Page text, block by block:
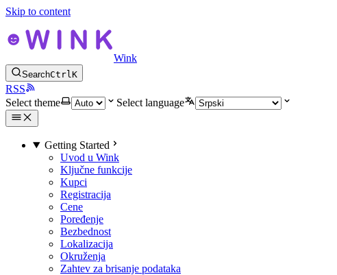
Skip to content
Wink
SearchCtrlK
RSS
Select theme
Select language
Getting Started
Uvod u Wink
Ključne funkcije
Kupci
Registracija
Cene
Poređenje
Bezbednost
Lokalizacija
Okruženja
Zahtev za brisanje podataka